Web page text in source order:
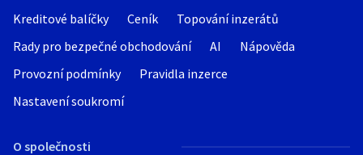
Kreditové balíčky Ceník
Topování inzerátů
Rady pro bezpečné obchodování
AI
Nápověda
Provozní podmínky
Pravidla inzerce
Nastavení soukromí
O společnosti